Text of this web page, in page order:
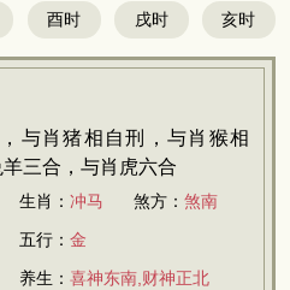
酉时 戌时 亥时
与肖猪相自刑，与肖猴相
三合，与肖虎六合
生肖： 冲马 煞方： 煞南
五行： 金
养生： 喜神东南,财神正北